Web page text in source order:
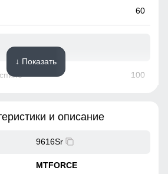
карманы удобно расположены
60
100
↓ Показать
и описание
9616Sr
MTFORCE